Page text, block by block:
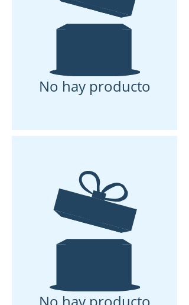
No hay producto
No hay producto